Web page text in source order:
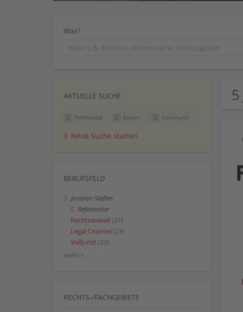
Was?
AKTUELLE SUCHE
Referendar Bayern Dortmund
Neue Suche starten
BERUFSFELD
Juristen-Stellen
Referendar
Rechtsanwalt (31)
Legal Counsel (23)
Volljurist (23)
mehr »
RECHTS-/FACHGEBIETE